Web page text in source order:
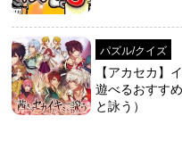
パズル/クイズ
【アカセカ】
遊べるおすす
と詠う）